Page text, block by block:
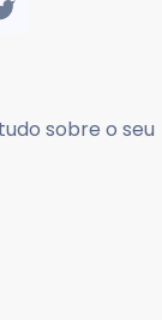
sobre o seu